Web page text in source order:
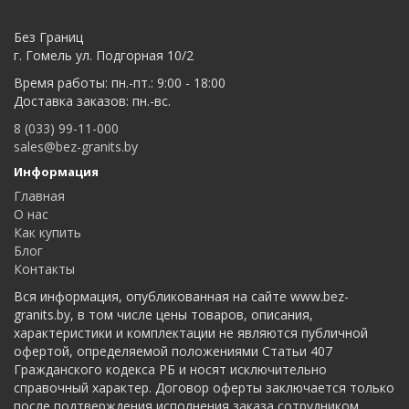
Без Границ
г. Гомель ул. Подгорная 10/2
Время работы: пн.-пт.: 9:00 - 18:00
Доставка заказов: пн.-вс.
8 (033) 99-11-000
sales@bez-granits.by
Информация
Главная
О нас
Как купить
Блог
Контакты
Вся информация, опубликованная на сайте www.bez-
granits.by, в том числе цены товаров, описания,
характеристики и комплектации не являются публичной
офертой, определяемой положениями Статьи 407
Гражданского кодекса РБ и носят исключительно
справочный характер. Договор оферты заключается только